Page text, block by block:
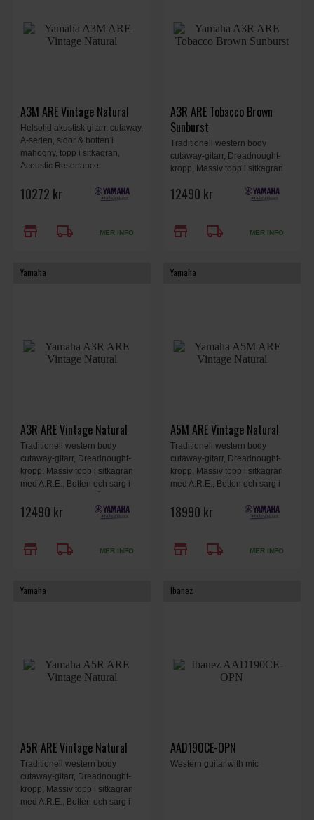
A3M ARE Vintage Natural
Helsolid akustisk gitarr, cutaway,
A-serien, sidor & botten i
mahogny, topp i sitkagran,
Acoustic Resonance
laminerad mahogny,
greppbräda i ebenholts.
Pickup, hard bag, Vintage
10272 kr
store local_shipping MER INFO
A3R ARE Tobacco Brown
Sunburst
Traditionell western body
cutaway-gitarr, Dreadnought-
kropp, Massiv topp i sitkagran
rosenträ, Inklusive hård väska,
12490 kr
store local_shipping MER INFO
Yamaha
A3R ARE Vintage Natural
Traditionell western body
cutaway-gitarr, Dreadnought-
kropp, Massiv topp i sitkagran
med A.R.E., Botten och sarg i
Vintage Natural.
12490 kr
store local_shipping MER INFO
Yamaha
A5M ARE Vintage Natural
Traditionell western body
cutaway-gitarr, Dreadnought-
kropp, Massiv topp i sitkagran
med A.R.E., Botten och sarg i
ljud med SRT2-system,
Hardshell-fodral ingår,
Natural.
18990 kr
store local_shipping MER INFO
Yamaha
A5R ARE Vintage Natural
Traditionell western body
cutaway-gitarr, Dreadnought-
kropp, Massiv topp i sitkagran
med A.R.E., Botten och sarg i
Ibanez
AAD190CE-OPN
Western guitar with mic